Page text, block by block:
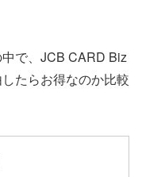
で、JCB CARD Biz
たらお得なのか比較